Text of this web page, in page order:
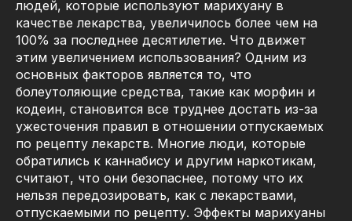
людей, которые используют марихуану в
качестве лекарства, увеличилось более чем на
100% за последнее десятилетие. Что движет
этим увеличением использования? Одним из
основных факторов является то, что
болеутоляющие средства, такие как морфин и
кодеин, становится все труднее достать из-за
ужесточения правил в отношении отпускаемых
по рецепту лекарств. Многие люди, которые
обратились к каннабису и другим наркотикам,
считают, что они безопаснее, потому что их
нельзя передозировать, как с лекарствами,
отпускаемыми по рецепту. Эффекты марихуаны